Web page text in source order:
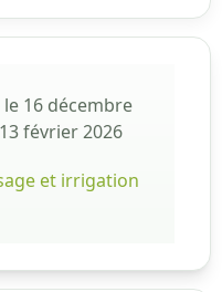
le 16 décembre
13 février 2026
et irrigation